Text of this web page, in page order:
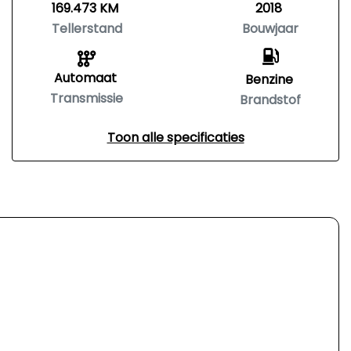
169.473 KM
Tellerstand
Automaat
Transmissie
2018
Bouwjaar
Benzine
Brandstof
Toon alle specificaties